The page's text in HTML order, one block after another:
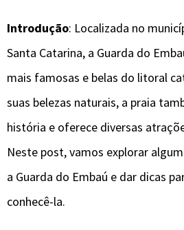
Introdução: Localizada no
Santa Catarina, a Guarda do
mais famosas e belas do litoral
suas belezas naturais, a praia
história e oferece diversas
Neste post, vamos explorar
a Guarda do Embaú e dar dicas
conhecê-la.